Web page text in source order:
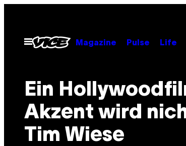
contentOpen
Menu
Magazine Pulse Life
Ein
Akzent wird
Tim Wiese